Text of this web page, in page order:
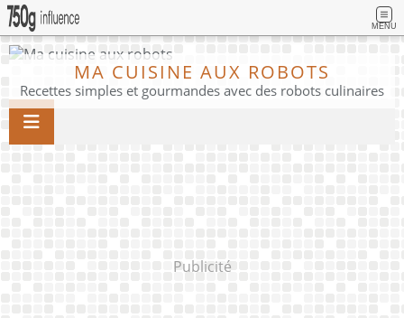
MENU
MA CUISINE AUX ROBOTS
Recettes simples et gourmandes avec des robots culinaires
Publicité